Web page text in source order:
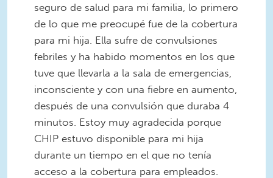
seguro de salud para mi familia, lo primero
de lo que me preocupé fue de la cobertura
para mi hija. Ella sufre de convulsiones
febriles y ha habido momentos en los que
tuve que llevarla a la sala de emergencias,
inconsciente y con una fiebre en aumento,
después de una convulsión que duraba 4
minutos. Estoy muy agradecida porque
CHIP estuvo disponible para mi hija
durante un tiempo en el que no tenía
acceso a la cobertura para empleados.